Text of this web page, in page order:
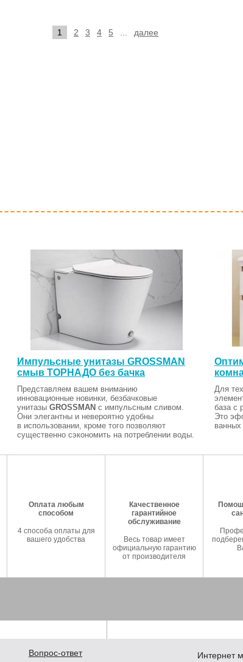
1 2 3 4 5 далее
Импульсные унитазы GROSSMAN
смыв ТОРНАДО без бачка
Представляем вашем вниманию
инновационные новинки, безбачковые
унитазы GROSSMAN с импульсным сливом.
Они элегантны и невероятно удобны
в использовании, кроме того позволяют
существенно сэкономить на потреблении воды.
Для
база с
Это
ванных
Оплата любым
способом
4 способа оплаты для
вашего удобства
Качественное
гарантийное
обслуживание
Весь товар имеет
официальную гарантию
от производителя
Вопрос-ответ Интернет